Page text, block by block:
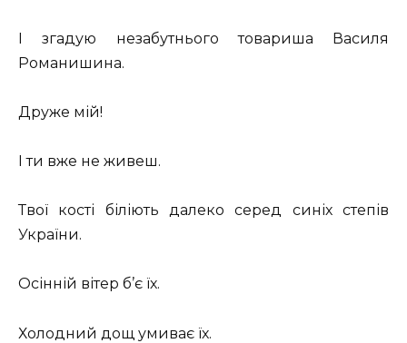
І згадую незабутнього товариша Василя
Романишина.
Друже мій!
І ти вже не живеш.
Твої кості біліють далеко серед синіх степів
України.
Осінній вітер б’є їх.
Холодний дощ умиває їх.